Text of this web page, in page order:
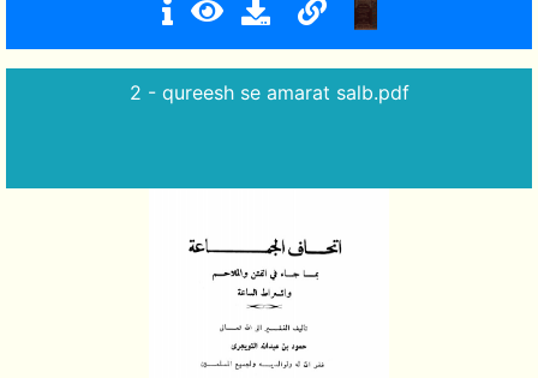
2 - qureesh se amarat salb.pdf